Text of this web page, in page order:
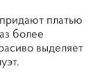
платью
более
выделяет